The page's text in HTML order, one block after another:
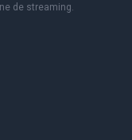
de streaming.